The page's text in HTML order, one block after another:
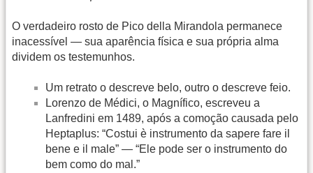
O verdadeiro rosto de Pico della Mirandola permanece
inacessível — sua aparência física e sua própria alma
dividem os testemunhos.
Um retrato o descreve belo, outro o descreve feio.
Lorenzo de Médici, o Magnífico, escreveu a
Lanfredini em 1489, após a comoção causada pelo
Heptaplus: “Costui è instrumento da sapere fare il
bene e il male” — “Ele pode ser o instrumento do
bem como do mal.”